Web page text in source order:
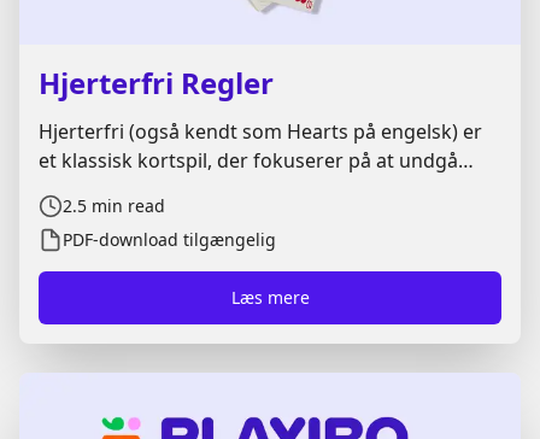
Hjerterfri Regler
Hjerterfri (også kendt som Hearts på engelsk) er
et klassisk kortspil, der fokuserer på at undgå
bestemte kort – nemlig hjerter og spar dame. Her
på Playiro.com gennemgår vi de komplette regler
for Hjerterfri og forklarer det hele trin for trin.
2.5 min read
PDF-download tilgængelig
Læs mere